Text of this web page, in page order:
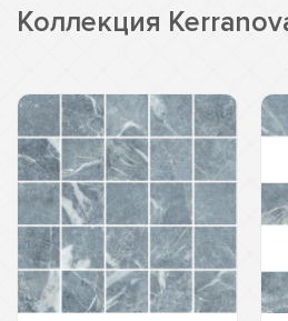
Коллекция